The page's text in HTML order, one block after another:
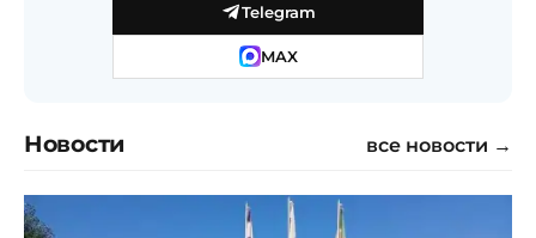
Telegram
MAX
Новости все новости →